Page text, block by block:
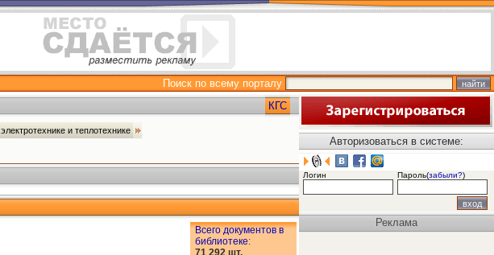
Поиск по всему порталу
КГС
и теплотехнике
Всего документов в
библиотеке:
71 292 шт.
Авторизоваться в системе:
Логин Пароль(забыли?)
Реклама